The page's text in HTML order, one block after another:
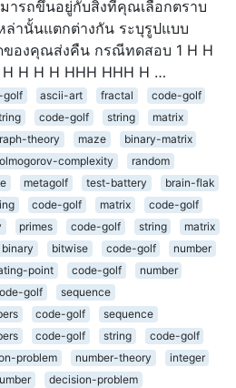
ารถขึ้นอยู่กับสิ่งที่คุณเลือกตราบ
ล่านั้นแตกต่างกัน ระบุรูปแบบ
องคุณส่งคืน กรณีทดสอบ 1 H H
H H H HHH HHH H …
golf ascii-art fractal
code-golf
code-golf string
matrix
theory maze
binary-matrix
complexity
random
metagolf test-battery
brain-flak
code-golf matrix
code-golf
primes code-golf string
matrix
binary bitwise code-golf
number
point code-golf
number
golf
sequence
code-golf
sequence
code-golf string
code-golf
problem number-theory
integer
decision-problem